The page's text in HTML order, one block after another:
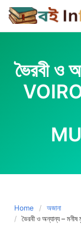
Skip
to
content
ভৈরবী ও
Home
অজানা
ভৈরবী ও অন্যান্য –